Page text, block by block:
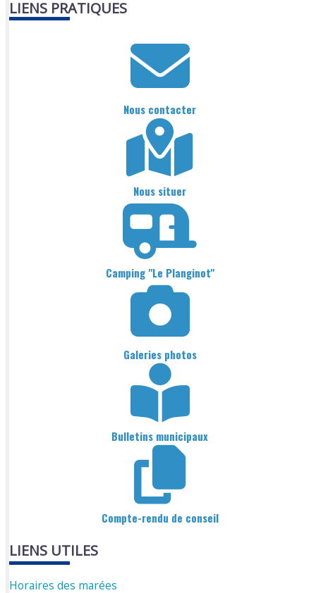
LIENS PRATIQUES
Nous contacter
Nous situer
Camping "Le Planginot"
Galeries photos
Bulletins municipaux
Compte-rendu de conseil
LIENS UTILES
Horaires des marées